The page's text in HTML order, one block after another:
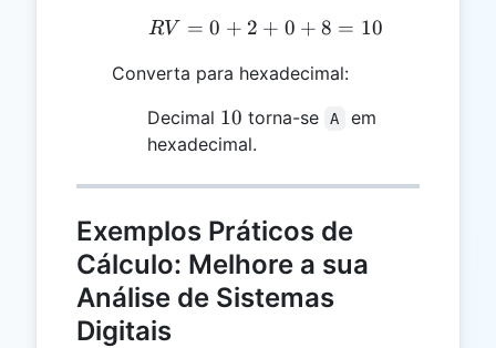
RV = 0 + 2 + 0 + 8 =
RV = 0 + 2 + 0 + 8 = 10
Converta para hexadecimal:
Decimal 10
10 torna-se A
em
hexadecimal.
Exemplos Práticos de
Cálculo: Melhore a sua
Análise de Sistemas
Digitais